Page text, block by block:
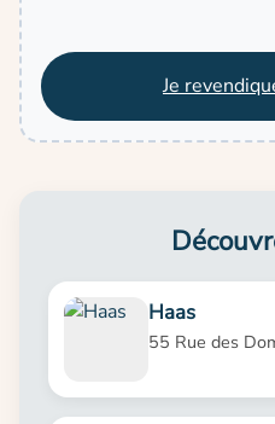
Je
Haas
55 Rue des